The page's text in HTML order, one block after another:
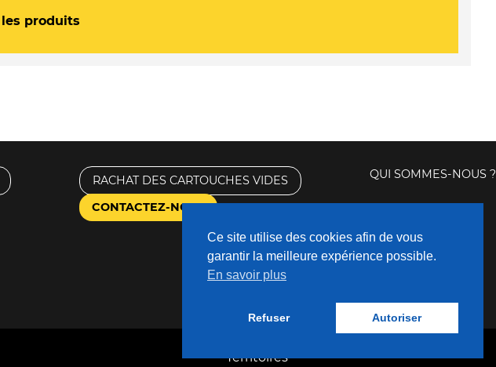
produits
RACHAT DES CARTOUCHES VIDES
CONTACTEZ-NOUS
QUI SOMMES-NOUS ?
Territoires
Ce site utilise des cookies afin de vous
garantir la meilleure expérience possible.
En savoir plus
Refuser Autoriser